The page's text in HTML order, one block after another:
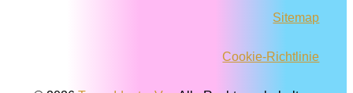
Sitemap
Cookie-Richtlinie